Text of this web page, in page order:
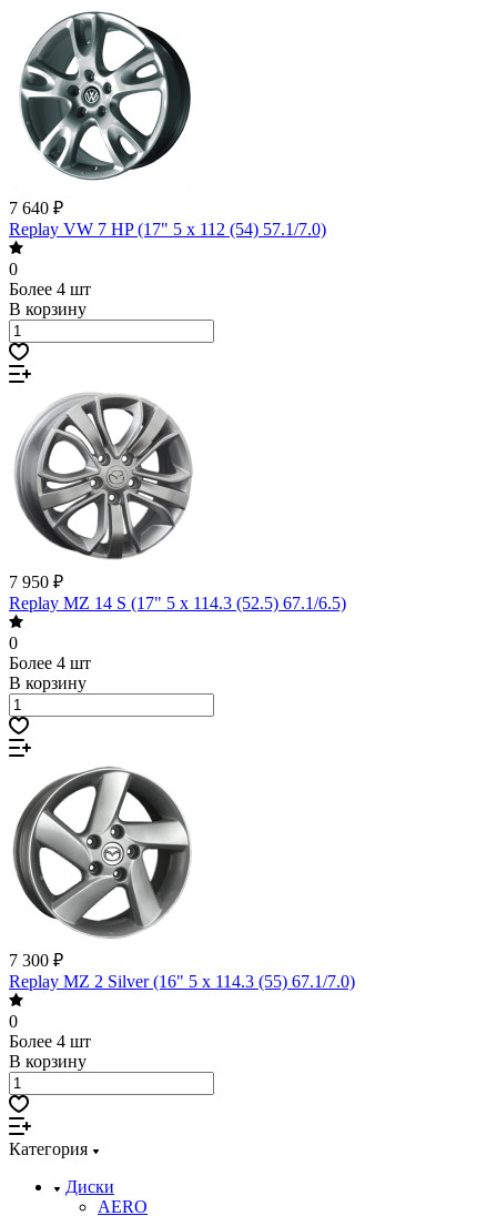
7 640 ₽
Replay VW 7 HP (17" 5 x 112 (54) 57.1/7.0)
0
Более 4 шт
В корзину
7 950 ₽
Replay MZ 14 S (17" 5 x 114.3 (52.5) 67.1/6.5)
0
Более 4 шт
В корзину
7 300 ₽
Replay MZ 2 Silver (16" 5 x 114.3 (55) 67.1/7.0)
0
Более 4 шт
В корзину
Категория
Диски
AERO